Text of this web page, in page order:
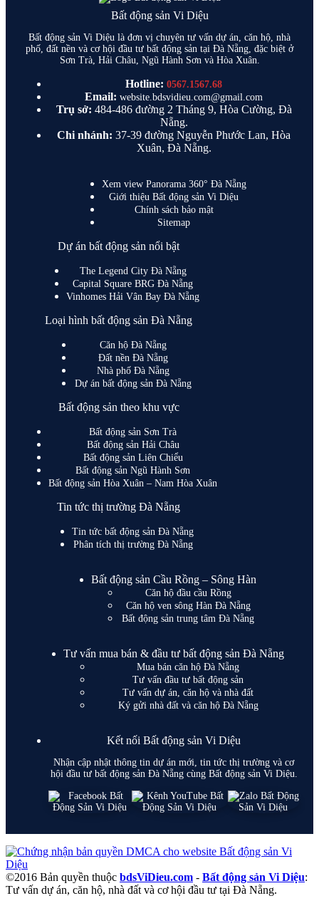
Bất động sản Vi Diệu
Bất động sản Vi Diệu là đơn vị chuyên tư vấn dự án, căn hộ, nhà
phố, đất nền và cơ hội đầu tư bất động sản tại Đà Nẵng, đặc biệt ở
Sơn Trà, Hải Châu, Ngũ Hành Sơn và Hòa Xuân.
Hotline: 0567.1567.68
Email: website.bdsvidieu.com@gmail.com
Trụ sở: 484-486 đường 2 Tháng 9, Hòa Cường, Đà
Nẵng.
Chi nhánh: 37-39 đường Nguyễn Phước Lan, Hòa
Xuân, Đà Nẵng.
Xem view Panorama 360° Đà Nẵng
Giới thiệu Bất động sản Vi Diệu
Chính sách bảo mật
Sitemap
Dự án bất động sản nổi bật
The Legend City Đà Nẵng
Capital Square BRG Đà Nẵng
Vinhomes Hải Vân Bay Đà Nẵng
Loại hình bất động sản Đà Nẵng
Căn hộ Đà Nẵng
Đất nền Đà Nẵng
Nhà phố Đà Nẵng
Dự án bất động sản Đà Nẵng
Bất động sản theo khu vực
Bất động sản Sơn Trà
Bất động sản Hải Châu
Bất động sản Liên Chiểu
Bất động sản Ngũ Hành Sơn
Bất động sản Hòa Xuân – Nam Hòa Xuân
Tin tức thị trường Đà Nẵng
Tin tức bất động sản Đà Nẵng
Phân tích thị trường Đà Nẵng
Bất động sản Cầu Rồng – Sông Hàn
Căn hộ đầu cầu Rồng
Căn hộ ven sông Hàn Đà Nẵng
Bất động sản trung tâm Đà Nẵng
Tư vấn mua bán & đầu tư bất động sản Đà Nẵng
Mua bán căn hộ Đà Nẵng
Tư vấn đầu tư bất động sản
Tư vấn dự án, căn hộ và nhà đất
Ký gửi nhà đất và căn hộ Đà Nẵng
Kết nối Bất động sản Vi Diệu
Nhận cập nhật thông tin dự án mới, tin tức thị trường và cơ
hội đầu tư bất động sản Đà Nẵng cùng Bất động sản Vi Diệu.
©2016 Bản quyền thuộc bdsViDieu.com - Bất động sản Vi Diệu:
Tư vấn dự án, căn hộ, nhà đất và cơ hội đầu tư tại Đà Nẵng.